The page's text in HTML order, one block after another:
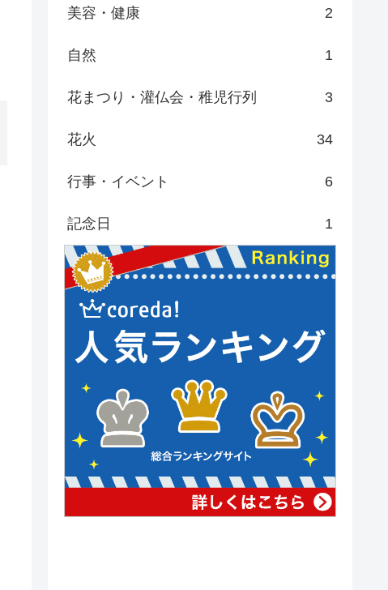
美容・健康 2
自然 1
花まつり・灌仏会・稚児行列 3
花火 34
行事・イベント 6
記念日 1